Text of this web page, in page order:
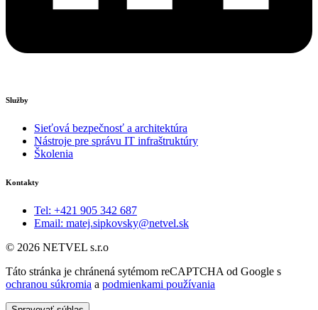
Služby
Sieťová bezpečnosť a architektúra
Nástroje pre správu IT infraštruktúry
Školenia
Kontakty
Tel: +421 905 342 687
Email: matej.sipkovsky@netvel.sk
© 2026 NETVEL s.r.o
Táto stránka je chránená sytémom reCAPTCHA od Google s
ochranou súkromia a podmienkami používania